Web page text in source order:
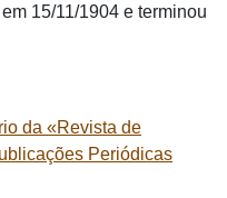
15/11/1904 e terminou
da «Revista de
Periódicas